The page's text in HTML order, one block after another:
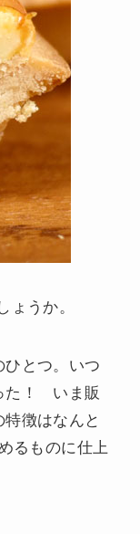
ょうか。
とつ。いつ
た！ いま販
徴はなんと
るものに仕上